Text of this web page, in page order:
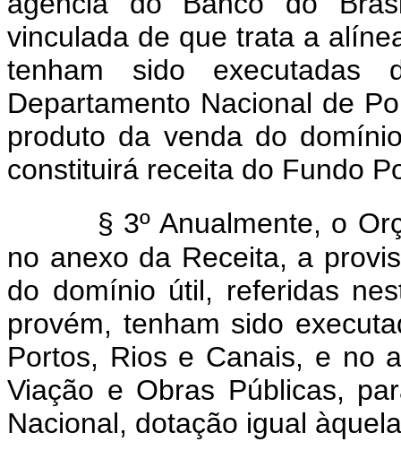
vinculada de que trata a
tenham sido executadas
Departamento Nacional de
produto da venda do
constituirá receita do Fundo
§ 3º Anualmente, o
no anexo da Receita, a
do domínio útil, referidas
provém, tenham sido
Portos, Rios e Canais, e no
Viação e Obras Públicas,
Nacional, dotação igual